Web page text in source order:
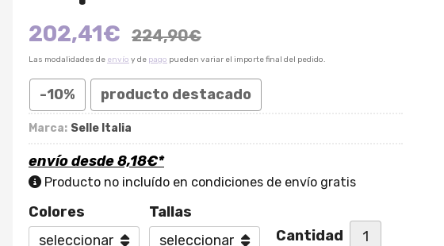
202,41€ 224,90€
Las modalidades de envío y de pago pueden variar el importe final del pedido.
-10% producto destacado
Marca: Selle Italia
envío desde8,18€*
Producto no incluído en condiciones de envío gratis
Colores
Tallas
Cantidad